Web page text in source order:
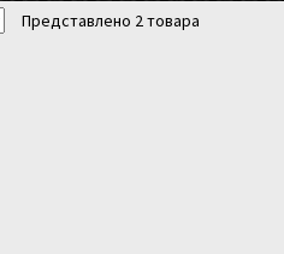
Представлено 2 товара